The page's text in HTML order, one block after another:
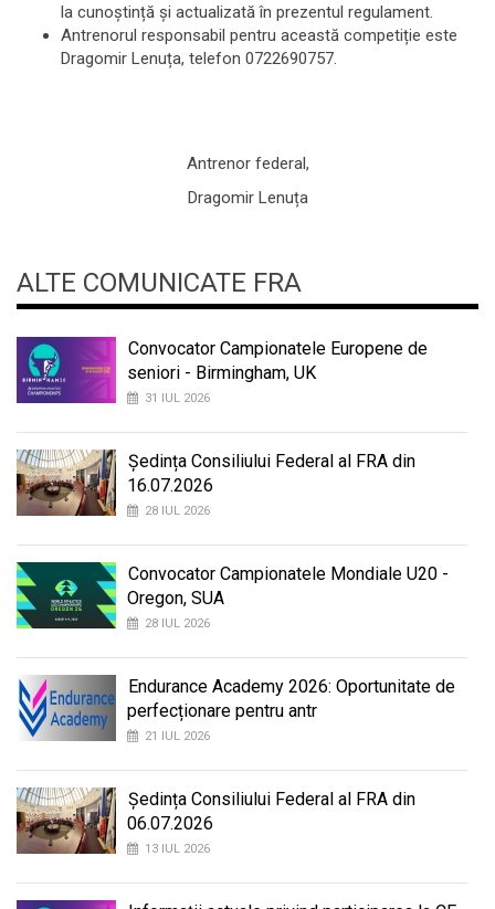
la cunoștință și actualizată în prezentul regulament.
Antrenorul responsabil pentru această competiție este
Dragomir Lenuța, telefon 0722690757.
Antrenor federal,
Dragomir Lenuța
ALTE COMUNICATE FRA
Convocator Campionatele Europene de
seniori - Birmingham, UK
31 IUL 2026
Ședința Consiliului Federal al FRA din
16.07.2026
28 IUL 2026
Convocator Campionatele Mondiale U20 -
Oregon, SUA
28 IUL 2026
Endurance Academy 2026: Oportunitate de
perfecționare pentru antr
21 IUL 2026
Ședința Consiliului Federal al FRA din
06.07.2026
13 IUL 2026